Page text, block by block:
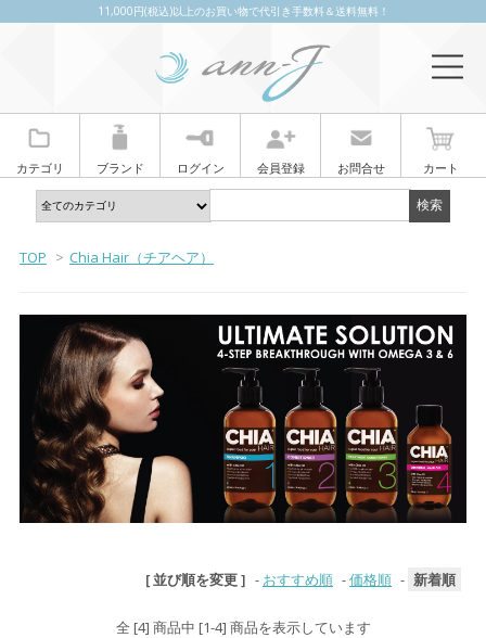
11,000円(税込)以上のお買い物で代引き手数料＆送料無料！
カテゴリ ブランド ログイン 会員登録 お問合せ カート
TOP > Chia Hair（チアヘア）
[ 並び順を変更 ] - おすすめ順 -価格順 - 新着順
全 [4] 商品中 [1-4] 商品を表示しています